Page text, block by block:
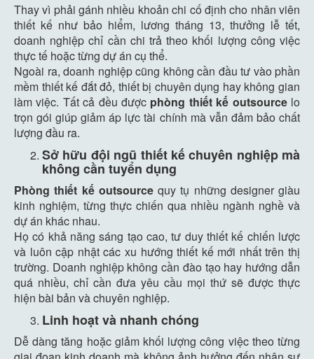
Thay vì phải gánh nhiều khoản chi cố định cho nhân viên
thiết kế như bảo hiểm, lương tháng 13, thưởng lễ tết,
doanh nghiệp chỉ cần chi trả theo khối lượng công việc
thực tế hoặc từng dự án cụ thể.
Ngoài ra, doanh nghiệp cũng không cần đầu tư vào phần
mềm thiết kế đắt đỏ, thiết bị chuyên dụng hay không gian
làm việc. Tất cả đều được phòng thiết kế outsourcelo
trọn gói giúp giảm áp lực tài chính mà vẫn đảm bảo chất
lượng đầu ra.
Sở hữu đội ngũ thiết kế chuyên nghiệp mà
không cần tuyển dụng
Phòng thiết kế outsourcequy tụ những designer giàu
kinh nghiệm, từng thực chiến qua nhiều ngành nghề và
dự án khác nhau.
Họ có khả năng sáng tạo cao, tư duy thiết kế chiến lược
và luôn cập nhật các xu hướng thiết kế mới nhất trên thị
trường. Doanh nghiệp không cần đào tạo hay hướng dẫn
quá nhiều, chỉ cần đưa yêu cầu mọi thứ sẽ được thực
hiện bài bản và chuyên nghiệp.
Linh hoạt và nhanh chóng
Dễ dàng tăng hoặc giảm khối lượng công việc theo từng